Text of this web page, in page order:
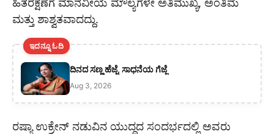
ಹಿತರಕ್ಷಣೆಗೆ ಮಾನವೀಯ ಮೌಲ್ಯಗಳೇ ಅತಿಮುಖ್ಯ, ಅಂತಿಮ
ಮತ್ತು ಶಾಶ್ವತವಾದದ್ದು.
ಇದನ್ನೂ ಓದಿ
ದಿನದ ಸಣ್ಣ ಹೆಜ್ಜೆ, ಸಾಧನೆಯ ಗೆಜ್ಜೆ
Aug 3, 2026
ರಷ್ಯಾ ಉಕ್ರೇನ್ ನಡುವಿನ ಯುದ್ಧದ ಸಂದರ್ಭದಲ್ಲಿ ಅವರು